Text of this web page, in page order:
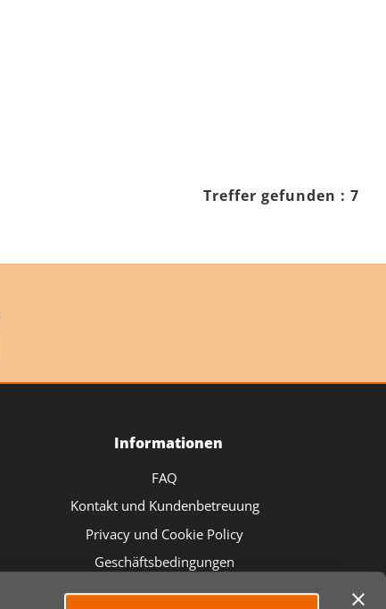
Treffer gefunden : 7
Informationen
FAQ
Kontakt und Kundenbetreuung
Privacy und Cookie Policy
Geschäftsbedingungen
Sicherheitskontakt EUV. 2023/988